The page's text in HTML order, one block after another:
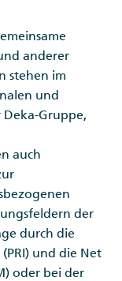
anderer
stehen im
und
Deka-Gruppe,
auch
der
durch die
und die Net
oder bei der